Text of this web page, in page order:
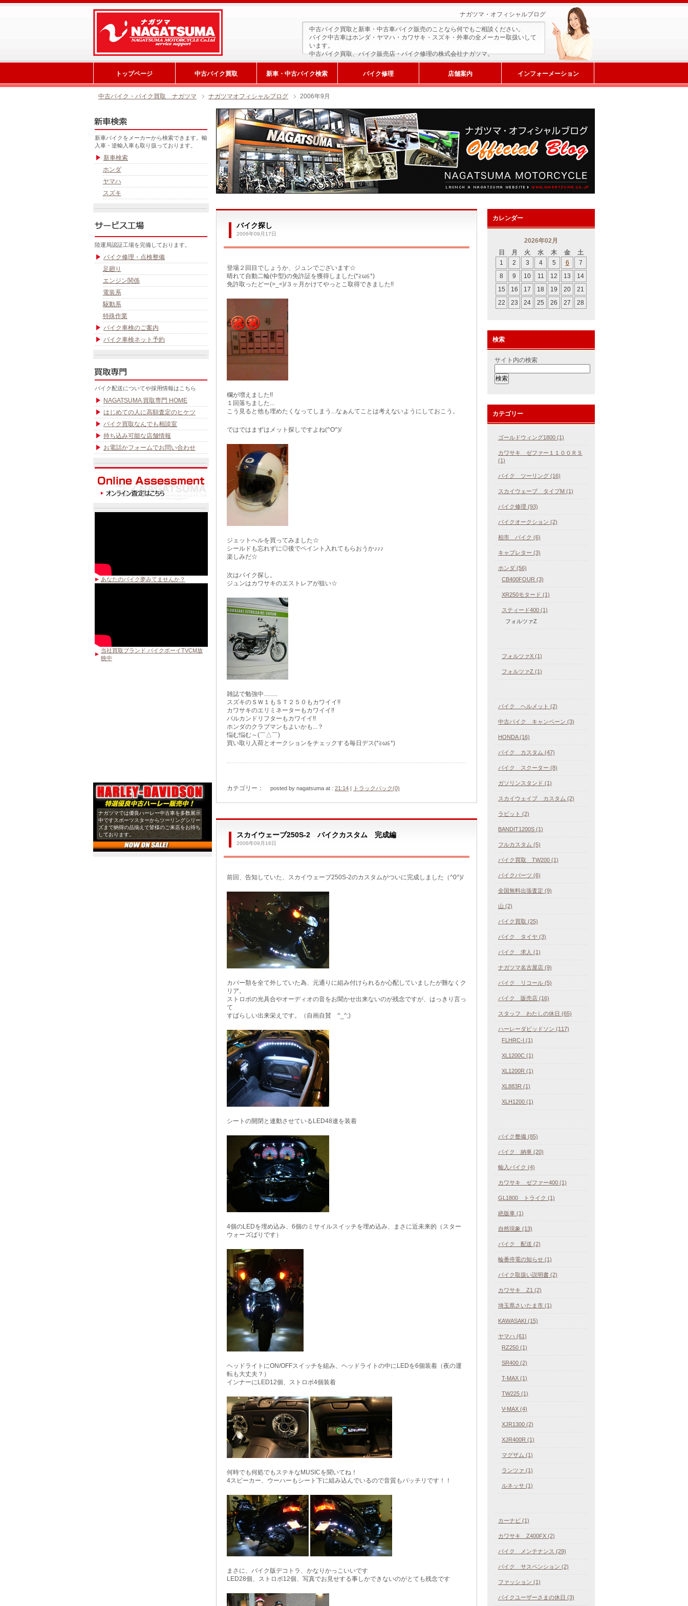
ナガツマ・オフィシャルブログ
中古バイク買取と新車・中古車バイク販売のことなら何でもご相談ください。
バイク中古車はホンダ・ヤマハ・カワサキ・スズキ・外車の全メーカー取扱いして
います。
中古バイク買取、バイク販売店・バイク修理の株式会社ナガツマ。
トップページ 中古バイク買取 新車・中古バイク検索 バイク修理 店舗案内 インフォーメーション
中古バイク・バイク買取 ナガツマ ナガツマオフィシャルブログ 2006年9月
バイク探し
2006年09月17日
登場２回目でしょうか、ジュンでございます☆
晴れて自動二輪(中型)の免許証を獲得しました(*≧ω≦*)
免許取ったどー(>_<)/３ヶ月かけてやっとこ取得できました!!
欄が増えました!!
１回落ちました...
こう見ると他も埋めたくなってしまう...なぁんてことは考えないようにしておこう。
ではではまずはメット探しですよね(^O^)/
ジェットへルを買ってみました☆
シールドも忘れずに◎後でペイント入れてもらおうか♪♪♪
楽しみだ☆
次はバイク探し。
ジュンはカワサキのエストレアが狙い☆
雑誌で勉強中.........
スズキのＳＷ１もＳＴ２５０もカワイイ!!
カワサキのエリミネーターもカワイイ!!
バルカンドリフターもカワイイ!!
ホンダのクラブマンもよいかも...？
悩む悩む～(￣△￣)
買い取り入荷とオークションをチェックする毎日デス(*≧ω≦*)
カテゴリー： posted by nagatsuma at : 21:14 | トラックバック(0)
スカイウェーブ250S-2 バイクカスタム 完成編
2006年09月16日
前回、告知していた、スカイウェーブ250S-2のカスタムがついに完成しました（^0^)/
カバー類を全て外していた為、元通りに組み付けられるか心配していましたが難なくク
リア。
ストロボの光具合やオーディオの音をお聞かせ出来ないのが残念ですが、はっきり言っ
て
すばらしい出来栄えです。（自画自賛 ^_^;)
シートの開閉と連動させているLED48連を装着
4個のLEDを埋め込み、6個のミサイルスイッチを埋め込み、まさに近未来的（スター
ウォーズばりです）
ヘッドライトにON/OFFスイッチを組み、ヘッドライトの中にLEDを6個装着（夜の運
転も大丈夫？）
インナーにLED12個、ストロボ4個装着
何時でも何処でもステキなMUSICを聞いてね！
4スピーカー、ウーハーもシート下に組み込んでいるので音質もバッチリです！！
まさに、バイク版デコトラ、かなりかっこいいです
LED28個、ストロボ12個、写真でお見せする事しかできないのがとても残念です
カレンダー
2026年02月
日
月 火 水 木 金
土
1
2 3 4 5 6
7
8
9 10 11 12 13
14
15
16 17 18 19 20
21
22
23 24 25 26 27 28
検索
サイト内の検索
カテゴリー
ゴールドウィング1800 (1)
カワサキ ゼファー１１００ＲＳ
(1)
バイク ツーリング (16)
スカイウェーブ タイプM (1)
バイク修理 (93)
バイクオークション (2)
柏市 バイク (6)
キャブレター (3)
ホンダ (56)
CB400FOUR (3)
XR250モタード (1)
スティード400 (1)
フォルツァZ
フォルツァX (1)
フォルツァZ (1)
バイク ヘルメット (2)
中古バイク キャンペーン (3)
HONDA (16)
バイク カスタム (47)
バイク スクーター (8)
ガソリンスタンド (1)
スカイウェイブ カスタム (2)
ラビット (2)
BANDIT1200S (1)
フルカスタム (5)
バイク買取 TW200 (1)
バイクパーツ (6)
全国無料出張査定 (9)
山 (2)
バイク買取 (25)
バイク タイヤ (3)
バイク 求人 (1)
ナガツマ名古屋店 (9)
バイク リコール (5)
バイク 販売店 (16)
スタッフ わたしの休日 (65)
ハーレーダビッドソン (117)
FLHRC-I (1)
XL1200C (1)
XL1200R (1)
XL883R (1)
XLH1200 (1)
バイク整備 (85)
バイク 納車 (20)
輸入バイク (4)
カワサキ ゼファー400 (1)
GL1800 トライク (1)
絶版車 (1)
自然現象 (13)
バイク 配送 (2)
輪番停電の知らせ (1)
バイク取扱い説明書 (2)
カワサキ Z1 (2)
埼玉県さいたま市 (1)
KAWASAKI (15)
ヤマハ (61)
RZ250 (1)
SR400 (2)
T-MAX (1)
TW225 (1)
V-MAX (4)
XJR1300 (2)
XJR400R (1)
マグザム (1)
ランツァ (1)
ルネッサ (1)
カーナビ (1)
カワサキ Z400FX (2)
バイク メンテナンス (29)
バイク サスペンション (2)
ファッション (1)
バイクユーザーさまの休日 (3)
新車検索
新車バイクをメーカーから検索できます。輸
入車・逆輸入車も取り扱っております。
新車検索
ホンダ
ヤマハ
スズキ
陸運局認証工場を完備しております。
バイク修理・点検整備
足廻り
エンジン関係
電装系
駆動系
特殊作業
バイク車検のご案内
バイク車検ネット予約
バイク配送についてや採用情報はこちら
NAGATSUMA 買取専門 HOME
はじめての人に高額査定のヒケツ
バイク買取なんでも相談室
持ち込み可能な店舗情報
お電話かフォームでお問い合わせ
あなたのバイク夢みてませんか？
当社買取ブランド バイクボーイTVCM放
映中
ナガツマでは優良ハーレー中古車を多数展示
中ですスポーツスターからツーリングシリー
ズまで納得の品揃えで皆様のご来店をお待ち
しております。